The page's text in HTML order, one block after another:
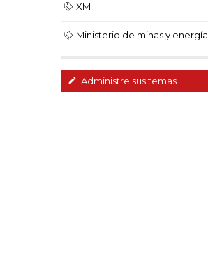
XM
Ministerio de minas y energía
Administre sus temas